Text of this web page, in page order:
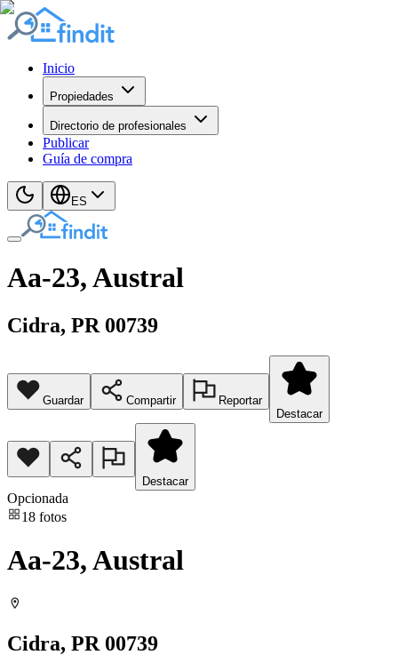
Inicio
Propiedades
Directorio de profesionales
Publicar
Guía de compra
ES
Aa-23, Austral
Cidra, PR 00739
Guardar Compartir
Reportar
Destacar
Destacar
Opcionada
18 fotos
Aa-23, Austral
Cidra, PR 00739